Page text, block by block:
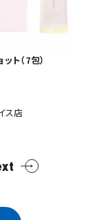
ト（7包）
ス店